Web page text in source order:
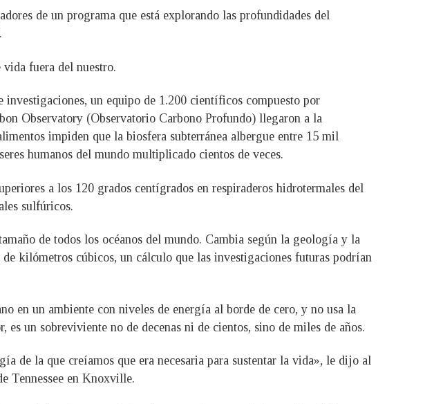
de un programa que está explorando las profundidades del
vida fuera del nuestro.
un equipo de 1.200 científicos compuesto por
Observatory (Observatorio Carbono Profundo) llegaron a la
impiden que la biosfera subterránea albergue entre 15 mil
humanos del mundo multiplicado cientos de veces.
a los 120 grados centígrados en respiraderos hidrotermales del
sulfúricos.
de todos los océanos del mundo. Cambia según la geología y la
kilómetros cúbicos, un cálculo que las investigaciones futuras podrían
en un ambiente con niveles de energía al borde de cero, y no usa la
un sobreviviente no de decenas ni de cientos, sino de miles de años.
de la que creíamos que era necesaria para sustentar la vida», le dijo al
Tennessee en Knoxville.